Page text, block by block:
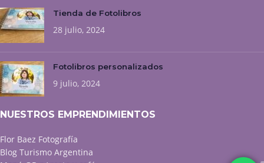
Tienda de Fotolibros
28 julio, 2024
Fotolibros personalizados
9 julio, 2024
NUESTROS EMPRENDIMIENTOS
Flor Baez Fotografía
Blog Turismo Argentina